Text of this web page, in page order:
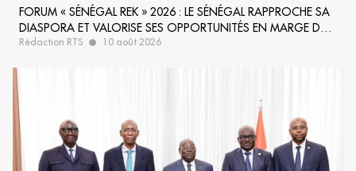
FORUM « SÉNÉGAL REK » 2026 : LE SÉNÉGAL RAPPROCHE SA
DIASPORA ET VALORISE SES OPPORTUNITÉS EN MARGE DE
LA COUPE DU MONDE
Rédaction RTS 10 août 2026